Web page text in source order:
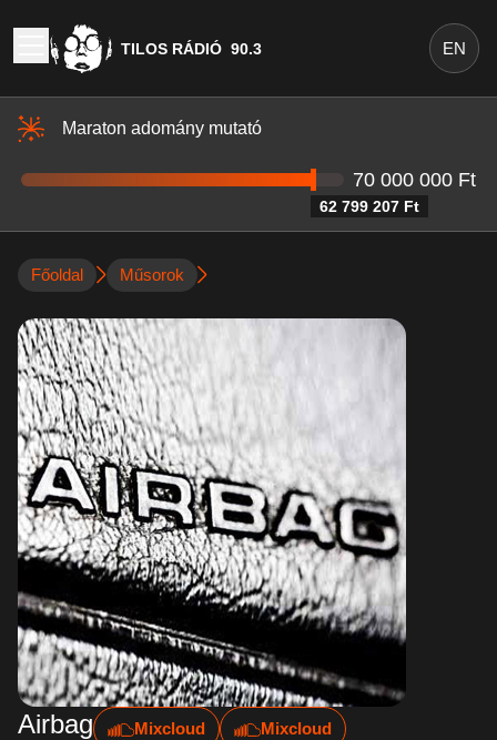
TILOS RÁDIÓ 90.3 EN
Maraton adomány mutató
62 799 207 Ft
70 000 000 Ft
Főoldal Műsorok
Airbag Mixcloud Mixcloud